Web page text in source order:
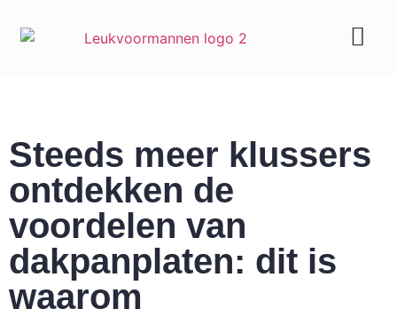
Steeds meer klussers
ontdekken de
voordelen van
dakpanplaten: dit is
waarom